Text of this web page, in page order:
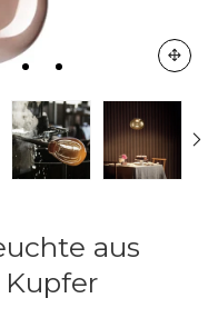
aus
Kupfer